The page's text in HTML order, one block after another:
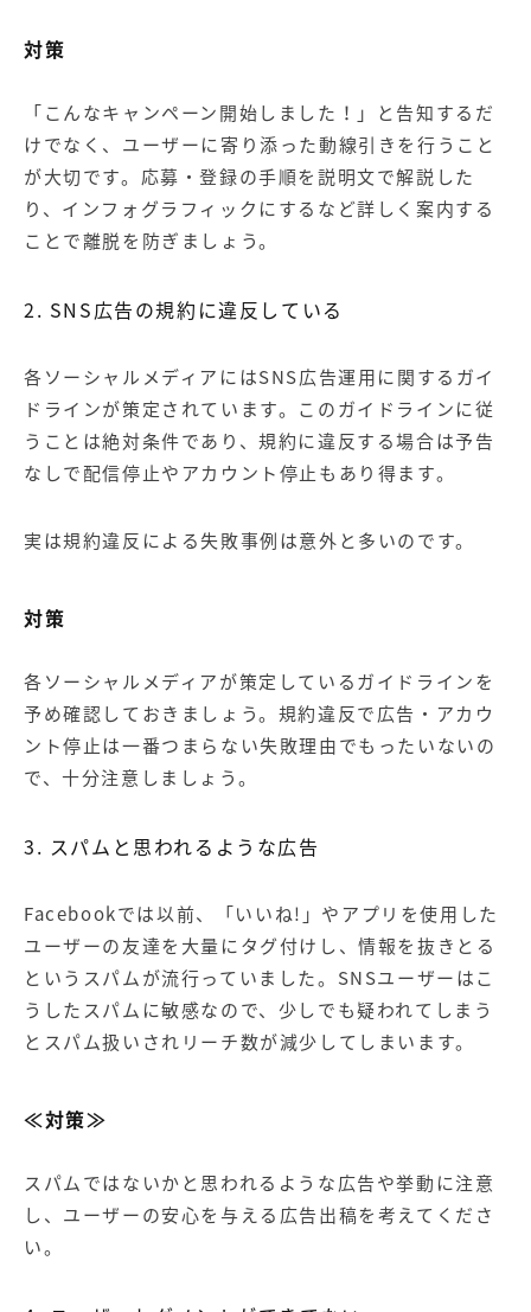
対策
「こんなキャンペーン開始しました！」と告知するだ
けでなく、ユーザーに寄り添った動線引きを行うこと
が大切です。応募・登録の手順を説明文で解説した
り、 インフォグラフィック にするなど詳しく案内する
ことで離脱を防ぎましょう。
2. SNS広告の規約に違反している
各ソーシャルメディアにはSNS広告運用に関するガイ
ドラインが策定されています。このガイドラインに従
うことは絶対条件であり、規約に違反する場合は予告
なしで配信停止やアカウント停止もあり得ます。
実は規約違反による失敗事例は意外と多いのです。
対策
各ソーシャルメディアが策定しているガイドラインを
予め確認しておきましょう。規約違反で広告・アカウ
ント停止は一番つまらない失敗理由でもったいないの
で、十分注意しましょう。
3. スパムと思われるような広告
Facebookでは以前、「いいね!」やアプリを使用した
ユーザーの友達を大量にタグ付けし、情報を抜きとる
というスパムが流行っていました。SNSユーザーはこ
うしたスパムに敏感なので、少しでも疑われてしまう
とスパム扱いされリーチ数が減少してしまいます。
≪対策≫
スパムではないかと思われるような広告や挙動に注意
し、ユーザーの安心を与える広告出稿を考えてくださ
い。